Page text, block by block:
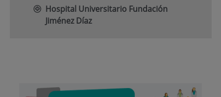
Hospital Universitario Fundación
Jiménez Díaz